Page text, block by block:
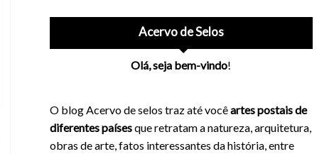
Acervo de Selos
Olá, seja bem-vindo!
O blog Acervo de selos traz até vocêartes postais de
diferentes paísesque retratam a natureza, arquitetura,
obras de arte, fatos interessantes da história, entre